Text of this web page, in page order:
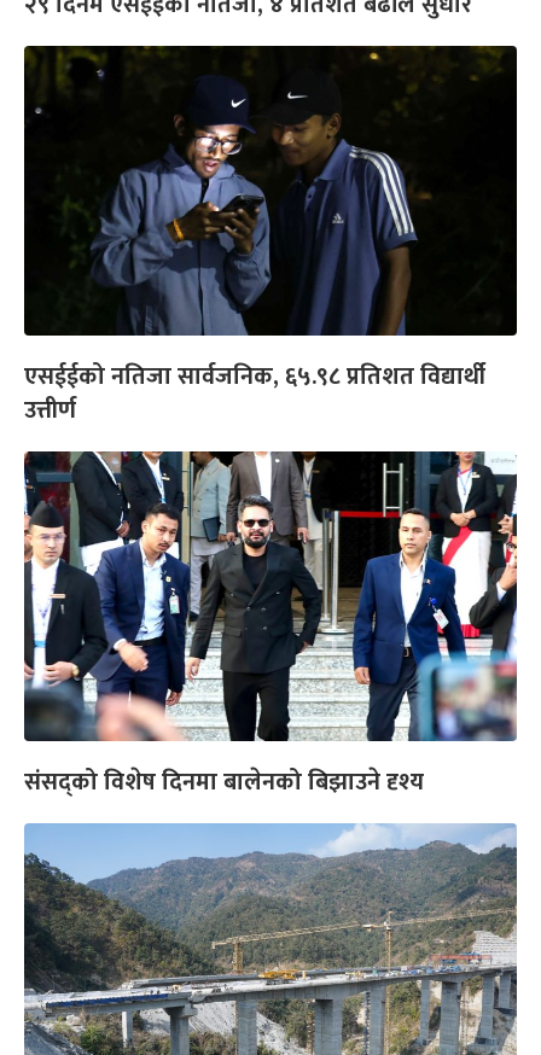
एसईईको नतिजा सार्वजनिक, ६५.९८ प्रतिशत विद्यार्थी
उत्तीर्ण
संसद्को विशेष दिनमा बालेनको बिझाउने दृश्य